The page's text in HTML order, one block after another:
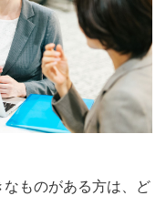
ものがある方は、ど